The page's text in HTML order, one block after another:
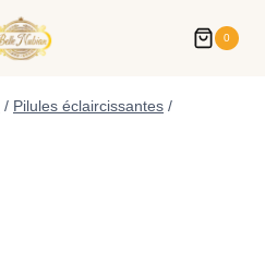
0
/ Pilules éclaircissantes /